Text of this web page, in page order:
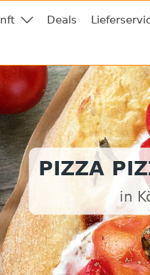
Deals
PIZZA
in